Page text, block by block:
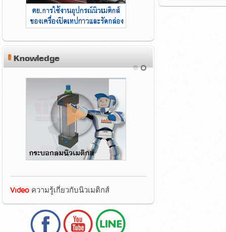
Knowledge
Videoความรู้เกี่ยวกับนิวเมติกส์